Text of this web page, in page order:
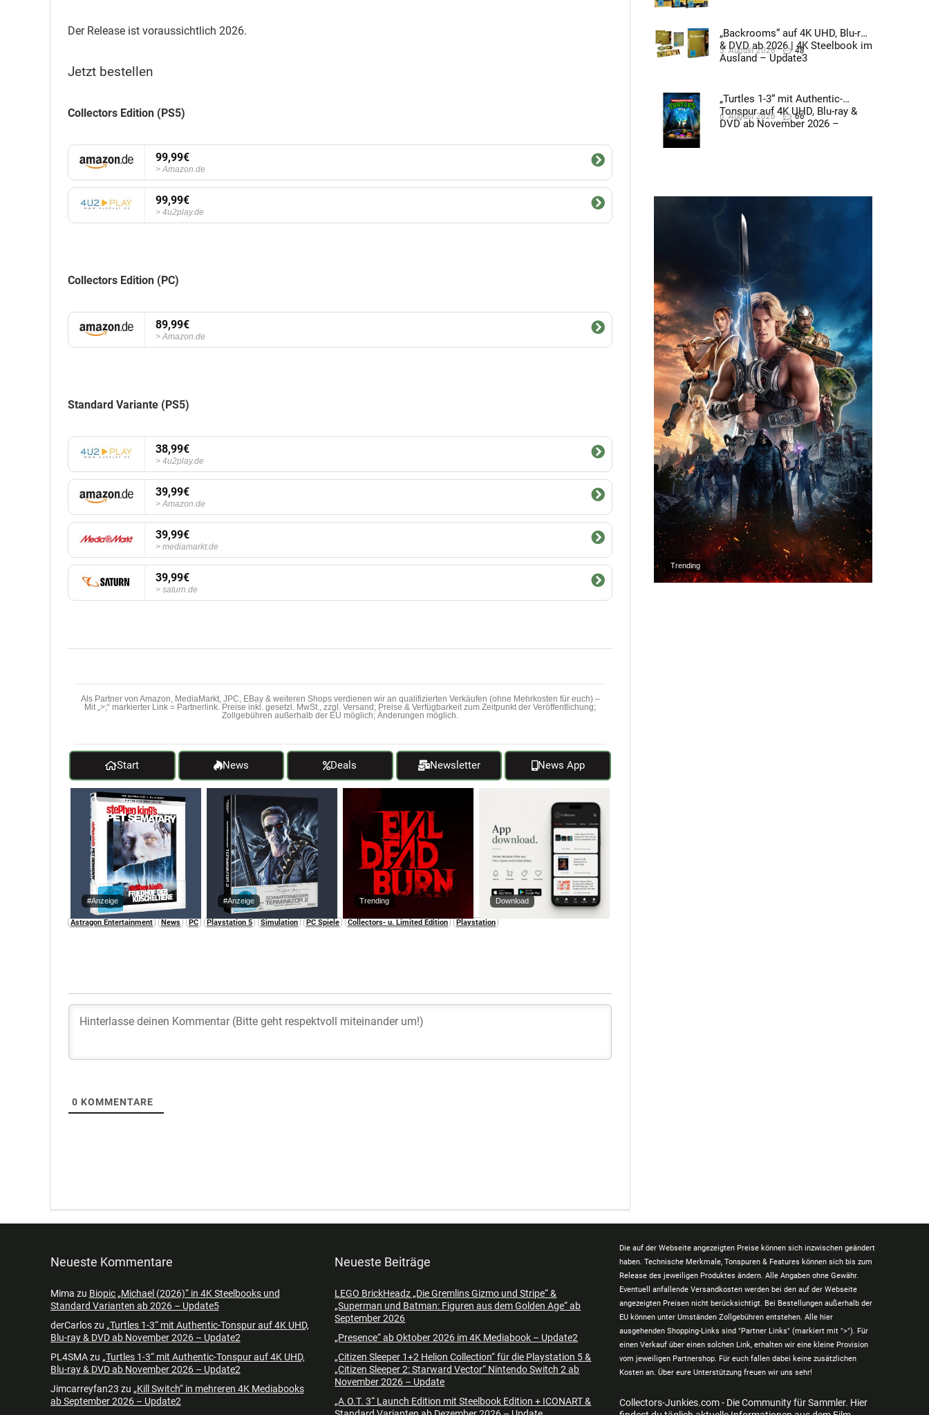
Der Release ist voraussichtlich 2026.
Jetzt bestellen
Collectors Edition (PS5)
99,99€
Amazon.de
99,99€
4u2play.de
Collectors Edition (PC)
89,99€
Amazon.de
Standard Variante (PS5)
38,99€
4u2play.de
39,99€
Amazon.de
39,99€
mediamarkt.de
39,99€
saturn.de
Als Partner von Amazon, MediaMarkt, JPC, EBay & weiteren Shops verdienen wir an qualifizierten Verkäufen (ohne Mehrkosten für euch) –
Mit „>;“ markierter Link = Partnerlink. Preise inkl. gesetzl. MwSt., zzgl. Versand; Preise & Verfügbarkeit zum Zeitpunkt der Veröffentlichung;
Zollgebühren außerhalb der EU möglich; Änderungen möglich.
Start News Deals Newsletter News App
#Anzeige #Anzeige Trending Download
Astragon Entertainment News PC Playstation 5 Simulation PC Spiele Collectors- u. Limited Edition Playstation
0 KOMMENTARE
„Backrooms“ auf 4K UHD, Blu-ray
& DVD ab 2026 | 4K Steelbook im
Ausland – Update3
5. August 2026 48
„Turtles 1-3“ mit Authentic-
Tonspur auf 4K UHD, Blu-ray &
DVD ab November 2026 –
6. August 2026 66
Trending
Neueste Kommentare
Mima zu Biopic „Michael (2026)“ in 4K Steelbooks und
Standard Varianten ab 2026 – Update5
derCarloszu „Turtles 1-3“ mit Authentic-Tonspur auf 4K UHD,
Blu-ray & DVD ab November 2026 – Update2
PL4SMAzu „Turtles 1-3“ mit Authentic-Tonspur auf 4K UHD,
Blu-ray & DVD ab November 2026 – Update2
Jimcarreyfan23 zu „Kill Switch“ in mehreren 4K Mediabooks
ab September 2026 – Update2
Neueste Beiträge
LEGO BrickHeadz „Die Gremlins Gizmo und Stripe“ &
„Superman und Batman: Figuren aus dem Golden Age“ ab
September 2026
„Presence“ ab Oktober 2026 im 4K Mediabook – Update2
„Citizen Sleeper 1+2 Helion Collection“ für die Playstation 5 &
„Citizen Sleeper 2: Starward Vector“ Nintendo Switch 2 ab
November 2026 – Update
„A.O.T. 3“ Launch Edition mit Steelbook Edition + ICONART &
Die auf der Webseite angezeigten Preise können sich inzwischen geändert
haben. Technische Merkmale, Tonspuren & Features können sich bis zum
Release des jeweiligen Produktes ändern. Alle Angaben ohne Gewähr.
Eventuell anfallende Versandkosten werden bei den auf der Webseite
angezeigten Preisen nicht berücksichtigt. Bei Bestellungen außerhalb der
EU können unter Umständen Zollgebühren entstehen. Alle hier
ausgehenden Shopping-Links sind "Partner Links" (markiert mit ">"). Für
einen Verkauf über einen solchen Link, erhalten wir eine kleine Provision
vom jeweiligen Partnershop. Für euch fallen dabei keine zusätzlichen
Kosten an. Über eure Unterstützung freuen wir uns sehr!
Collectors-Junkies.com - Die Community für Sammler. Hier